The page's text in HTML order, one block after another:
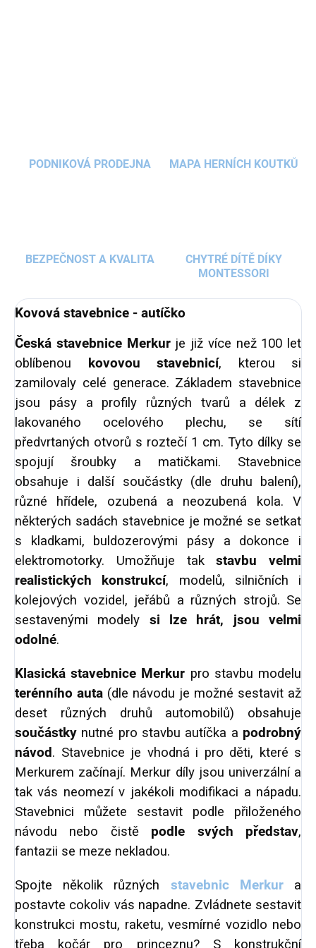
PODNIKOVÁ PRODEJNA MAPA HERNÍCH KOUTKŮ
BEZPEČNOST A KVALITA
CHYTRÉ DÍTĚ DÍKY
MONTESSORI
Kovová stavebnice - autíčko
Česká stavebnice Merkurje již více než 100 let
oblíbenou kovovou stavebnicí, kterou si
zamilovaly celé generace. Základem stavebnice
jsou pásy a profily různých tvarů a délek z
lakovaného ocelového plechu, se sítí
předvrtaných otvorů s roztečí 1 cm. Tyto dílky se
spojují šroubky a matičkami. Stavebnice
obsahuje i další součástky (dle druhu balení),
různé hřídele, ozubená a neozubená kola. V
některých sadách stavebnice je možné se setkat
s kladkami, buldozerovými pásy a dokonce i
elektromotorky. Umožňuje takstavbu velmi
realistických konstrukcí, modelů, silničních i
kolejových vozidel, jeřábů a různých strojů. Se
sestavenými modely si lze hrát, jsou velmi
odolné.
Klasická stavebnice Merkur pro stavbu modelu
terénního auta (dle návodu je možné sestavit až
deset různých druhů automobilů) obsahuje
součástky nutné pro stavbu autíčka a podrobný
návod. Stavebnice je vhodná i pro děti, které s
Merkurem začínají. Merkur díly jsou univerzální a
tak vás neomezí v jakékoli modifikaci a nápadu.
Stavebnici můžete sestavit podle přiloženého
návodu nebo čistě podle svých představ,
fantazii se meze nekladou.
Spojte několik různých stavebnic Merkura
postavte cokoliv vás napadne. Zvládnete sestavit
konstrukci mostu, raketu, vesmírné vozidlo nebo
třeba kočár pro princeznu? S konstrukční